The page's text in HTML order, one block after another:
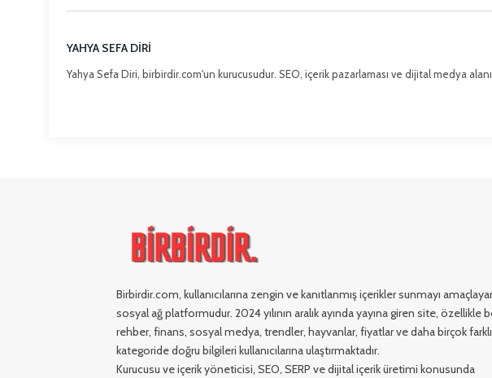
YAHYA SEFA DIRI
Yahya Sefa Diri, birbirdir.com'un kurucusudur. SEO, içerik pazarlaması ve dijital medya
Birbirdir.com, kullanıcılarına zengin ve kanıtlanmış içerikler sunmayı
sosyal ağ platformudur. 2024 yılının aralık ayında yayına giren site, özellikle
rehber, finans, sosyal medya, trendler, hayvanlar, fiyatlar ve daha birçok farklı
kategoride doğru bilgileri kullanıcılarına ulaştırmaktadır.
Kurucusu ve içerik yöneticisi, SEO, SERP ve dijital içerik üretimi konusunda